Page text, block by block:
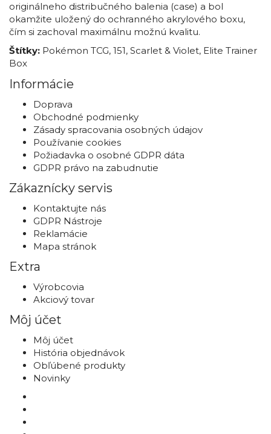
originálneho distribučného balenia (case) a bol
okamžite uložený do ochranného akrylového boxu,
čím si zachoval maximálnu možnú kvalitu.
Štítky: Pokémon TCG, 151, Scarlet & Violet, Elite Trainer
Box
Informácie
Doprava
Obchodné podmienky
Zásady spracovania osobných údajov
Používanie cookies
Požiadavka o osobné GDPR dáta
GDPR právo na zabudnutie
Zákaznícky servis
Kontaktujte nás
GDPR Nástroje
Reklamácie
Mapa stránok
Extra
Výrobcovia
Akciový tovar
Môj účet
Môj účet
História objednávok
Obľúbené produkty
Novinky